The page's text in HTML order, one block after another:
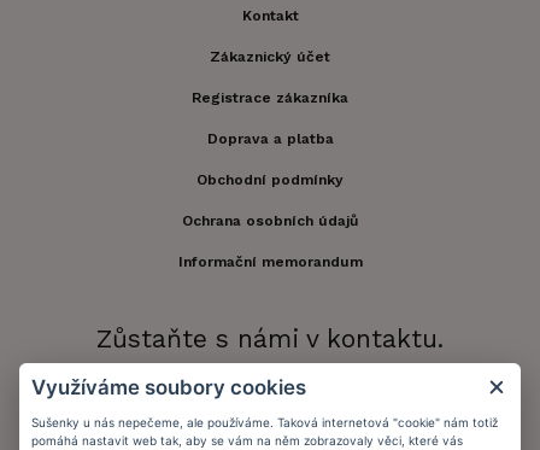
Kontakt
Zákaznický účet
Registrace zákazníka
Doprava a platba
Obchodní podmínky
Ochrana osobních údajů
Informační memorandum
Zůstaňte s námi v kontaktu.
Přijímáme platby:
Využíváme soubory cookies
Sušenky u nás nepečeme, ale používáme. Taková internetová "cookie" nám totiž
pomáhá nastavit web tak, aby se vám na něm zobrazovaly věci, které vás